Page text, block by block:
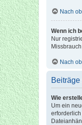
Nach
Wenn ich
Nur
Nach
Wie
Um ein
erforderlich